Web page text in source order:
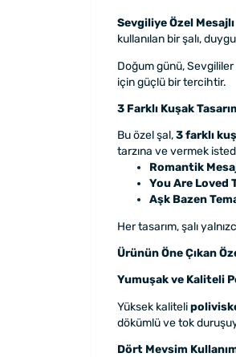
Sevgiliye Özel
kullanılan bir şalı,
Doğum günü,
için güçlü bir tercihtir.
3 Farklı Kuşak
Bu özel şal,3 farklı
tarzına ve vermek
Romantik
You Are Loved
Aşk Bazen
Her tasarım, şalı
Ürünün Öne Çıkan
Yumuşak ve Kaliteli
Yüksek kaliteli
dökümlü ve tok
Dört Mevsim